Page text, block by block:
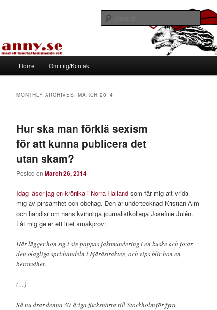
Tapirhen
Home Om mig/Kontakt
MONTHLY ARCHIVES:MARCH 2014
Hur ska man förklä sexism
för att kunna publicera det
utan skam?
Posted onMarch 26, 2014
Idag läser jag en krönika i Norra Halland som får mig att vrida
mig av pinsamhet och obehag. Den är undertecknad Kristian Alm
och handlar om hans kvinnliga journalistkollega Josefine Julén.
Låt mig ge er ett litet smakprov:
Här lägger hon sig i sin pappas jaktmundering i en buske och fotar
den olagliga sprithandeln i Fjäråstrakten, och vips blir hon en
berömdhet.
(…)
Så nu drar denna 30-åriga flicksnärta till Stockholm för fyra